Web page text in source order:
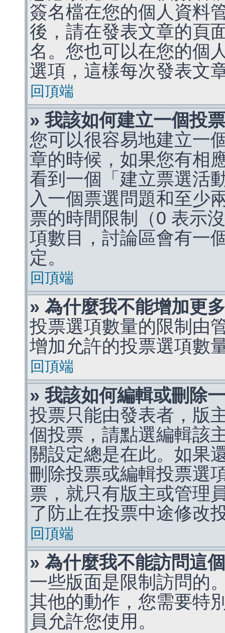
簽名檔在您的個人資料
後，請在發表文章的頁
名。您也可以在您的個
選項，這樣每次發表文
回頂端
» 我該如何建立一個投
您可以很容易地建立一
章的時候，如果您有相
看到一個「建立票選活
入一個票選問題和至少
票的時間限制（0 表示
項數目，討論區會有一
定。
回頂端
» 為什麼我不能增加更
投票選項數量的限制由
增加允許的投票選項數
回頂端
» 我該如何編輯或刪除
投票只能由發表者，版
個投票，請點選編輯該
關設定總是在此。如果
刪除投票或編輯投票選
票，就只有版主或管理
了防止在投票中途修改
回頂端
» 為什麼我不能訪問這
一些版面是限制訪問的
其他的動作，您需要特
員允許您使用。